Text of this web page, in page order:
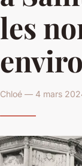
les
Chloé — 4 mars